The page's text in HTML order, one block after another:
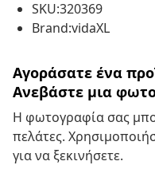
SKU:320369
Brand:vidaXL
Αγοράσατε ένα
Ανεβάστε μια
Η φωτογραφία σας
πελάτες.
για να ξεκινήσετε.